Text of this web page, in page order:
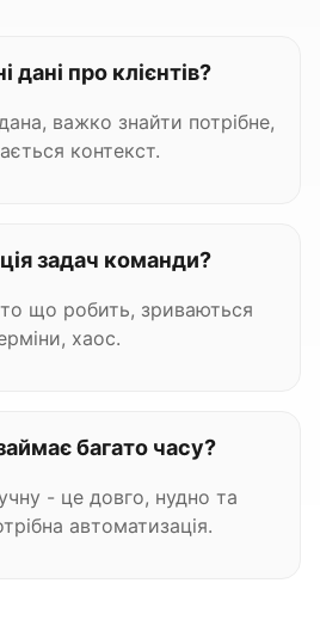
дані про клієнтів?
важко знайти потрібне,
контекст.
задач команди?
що робить, зриваються
хаос.
багато часу?
- це довго, нудно та
автоматизація.